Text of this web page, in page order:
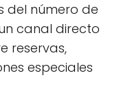
del número de
canal directo
reservas,
especiales